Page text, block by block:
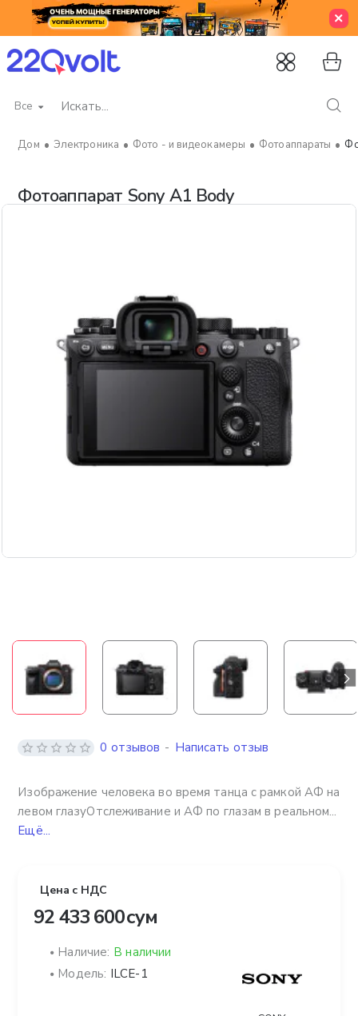
Все
Искать...
Фотоаппарат Sony A1 Body
Электроника Фото - и видеокамеры Фотоаппараты
Изображение человека во время танца с рамкой АФ на
левом глазуОтслеживание и АФ по глазам в реальном...
Ещё...
0 отзывов - Написать отзыв
Цена с НДС
92 433 600 сум
Наличие: В наличии
Модель: ILCE-1